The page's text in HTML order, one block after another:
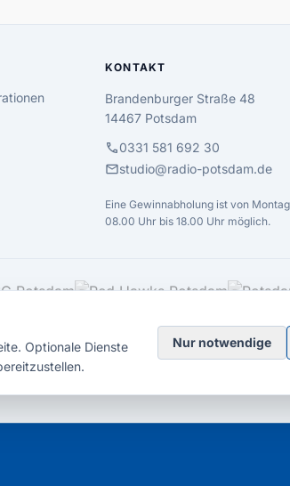
KONTAKT
Brandenburger Straße 48
14467 Potsdam
call0331 581 692 30
mailstudio@radio-potsdam.de
Eine Gewinnabholung ist von
08.00 Uhr bis 18.00 Uhr möglich.
Optionale Dienste
Nur notwendige